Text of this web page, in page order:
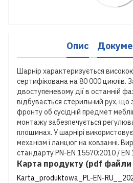
Опис
Шарнір характеризується
сертифікована на 80 000 циклів.
двоступеневому дії в останній
відбувається стерильний рух, що
фронту об сусідній предмет
монтажу забезпечується
площинах. У шарнірі
механізм і ланцюг на ковзанні.
стандарту PN-EN 15570:2010 / EN
Карта продукту (pdf файли
Karta_produktowa_PL-EN-